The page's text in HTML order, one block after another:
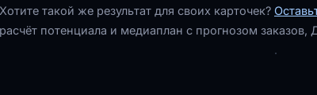
Хотите такой же результат для своих карточек?
расчёт потенциала и медиаплан с прогнозом заказов,